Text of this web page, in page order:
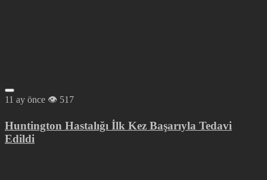
11 ay önce 517
Huntington Hastalığı İlk Kez Başarıyla Tedavi
Edildi